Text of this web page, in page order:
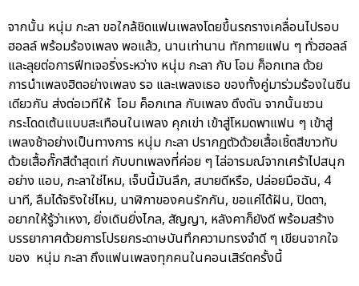
จากนั้น หนุ่ม กะลา ขอใกล้ชิดแฟนเพลงโดยขึ้นรถรางเคลื่อนไปรอบ
ฮอลล์ พร้อมร้องเพลง พอแล้ว, นานเท่านาน ทักทายแฟน ๆ ทั่วฮอลล์
และลุยต่อการฟีทเจอริ่งระหว่าง หนุ่ม กะลา กับ โอม ค็อกเทล ด้วย
การนำเพลงฮิตอย่างเพลง รอ และเพลงเธอ ของทั้งคู่มาร่วมร้องในซีน
เดียวกัน ส่งต่อเวทีให้ โอม ค็อกเทล กับเพลง ดึงดัน จากนั้นชวน
กระโดดเต้นแบบสะเทือนในเพลง คุกเข่า เข้าสู่โหมดพาแฟน ๆ เข้าสู่
เพลงช้าอย่างเป็นทางการ หนุ่ม กะลา ปรากฏตัวด้วยเสื้อเชิ้ตสีขาวทับ
ด้วยเสื้อกั๊กสีดำสุดเท่ กับบทเพลงที่ค่อย ๆ ไล่อารมณ์จากเศร้าไปสนุก
อย่าง แอบ, กะลาใช่ไหม, เจ็บนี้มันลึก, สบายดีหรือ, ปล่อยมือฉัน, 4
นาที, ลืมได้จริงใช่ไหม, นาฬิกาของคนรักกัน, ขอแค่ได้ฝัน, ปิดตา,
อยากให้รู้ว่าเหงา, ยิ่งเดินยิ่งไกล, สัญญา, หลังคาก็ยังดี พร้อมสร้าง
บรรยากาศด้วยการโปรยกระดาษบันทึกความทรงจำดี ๆ เขียนจากใจ
ของ หนุ่ม กะลา ถึงแฟนเพลงทุกคนในคอนเสิร์ตครั้งนี้